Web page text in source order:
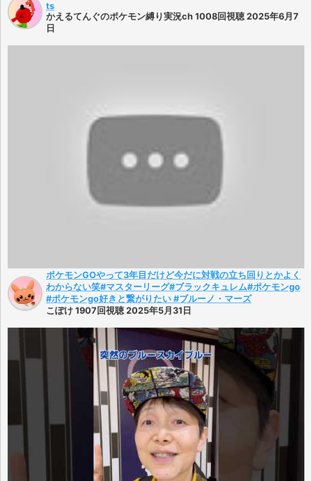
ts
かえるてんぐのポケモン縛り実況ch 1008回視聴 2025年6月7
日
ポケモンGOやって3年目だけど今だに対戦の立ち回りとかよく
わからない笑#マスターリーグ#ブラックキュレム#ポケモンgo
#ポケモンgo好きと繋がりたい #ブルーノ・マーズ
こぽけ 1907回視聴 2025年5月31日